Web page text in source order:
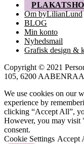
Om byLilianLund
BLOG
Min konto
Nyhedsmail
Grafisk design &
Copyright © 2021
105, 6200 AABENRAA
We use cookies on our
experience by
clicking “Accept All”,
However, you may visit
consent.
Cookie Settings Accept